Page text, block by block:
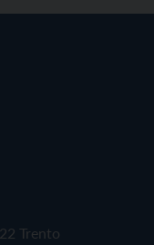
Trento